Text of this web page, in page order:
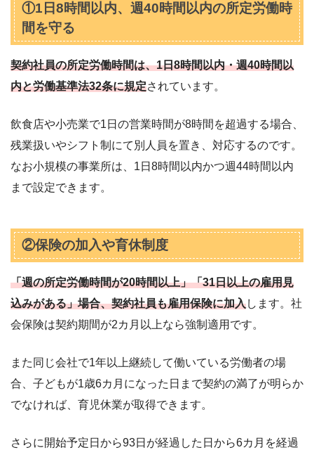
①1日8時間以内、週40時間以内の所定労働時
間を守る
契約社員の所定労働時間は、1日8時間以内・週40時間以
内と労働基準法32条に規定されています。
飲食店や小売業で1日の営業時間が8時間を超過する場合、
残業扱いやシフト制にて別人員を置き、対応するのです。
なお小規模の事業所は、1日8時間以内かつ週44時間以内
まで設定できます。
②保険の加入や育休制度
「週の所定労働時間が20時間以上」「31日以上の雇用見
込みがある」場合、契約社員も雇用保険に加入します。社
会保険は契約期間が2カ月以上なら強制適用です。
また同じ会社で1年以上継続して働いている労働者の場
合、子どもが1歳6カ月になった日まで契約の満了が明らか
でなければ、育児休業が取得できます。
さらに開始予定日から93日が経過した日から6カ月を経過